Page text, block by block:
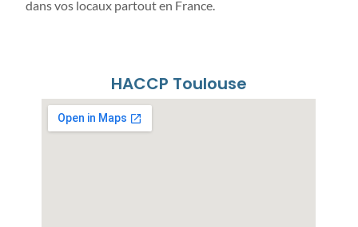
dans vos locaux partout en France.
HACCP Toulouse